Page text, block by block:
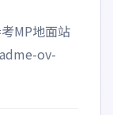
MP地面站
ov-